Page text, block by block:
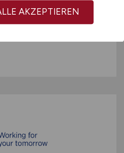
AKZEPTIEREN